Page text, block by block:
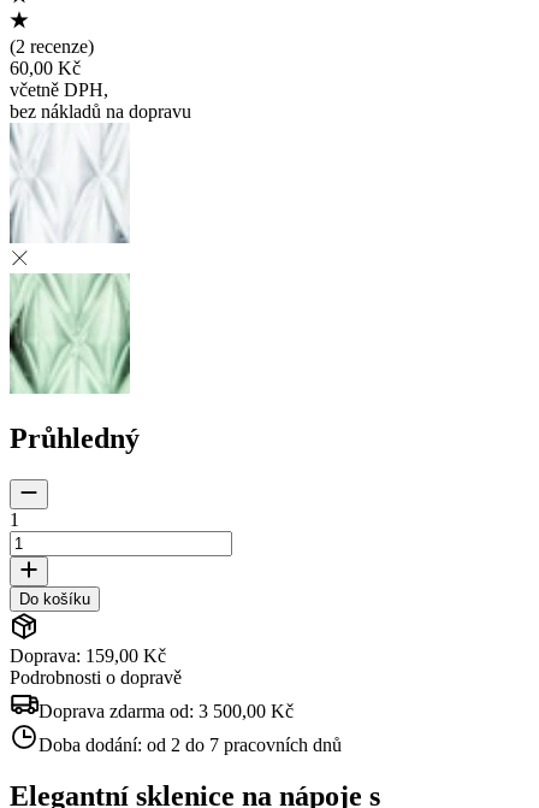
(2 recenze)
60,00 Kč
včetně DPH,
bez nákladů na dopravu
Průhledný
1
Do košíku
Doprava: 159,00 Kč
Podrobnosti o dopravě
Doprava zdarma od: 3 500,00 Kč
Doba dodání: od 2 do 7 pracovních dnů
Elegantní sklenice na nápoje s